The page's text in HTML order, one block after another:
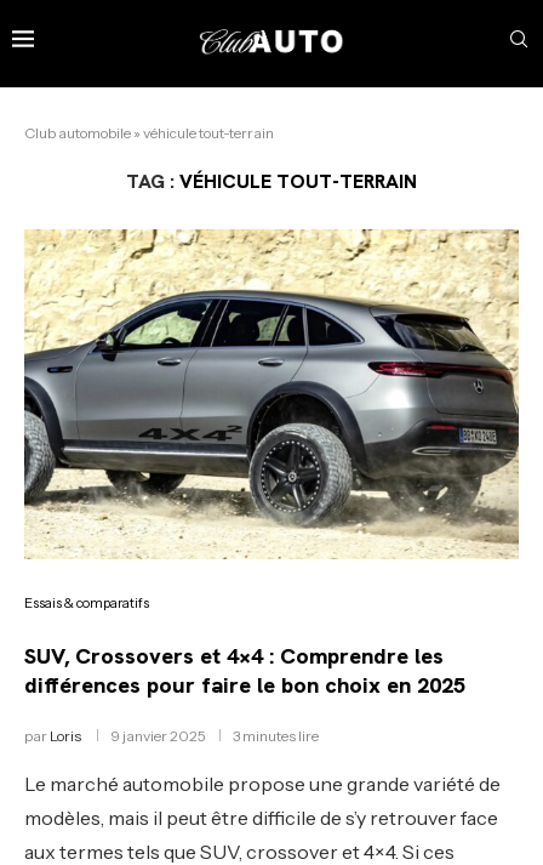
Club automobile » véhicule tout-terrain
TAG :VÉHICULE TOUT-TERRAIN
Essais & comparatifs
SUV, Crossovers et 4×4 : Comprendre les
différences pour faire le bon choix en 2025
par Loris 9 janvier 2025 3 minutes lire
Le marché automobile propose une grande variété de
modèles, mais il peut être difficile de s’y retrouver face
aux termes tels que SUV, crossover et 4×4. Si ces